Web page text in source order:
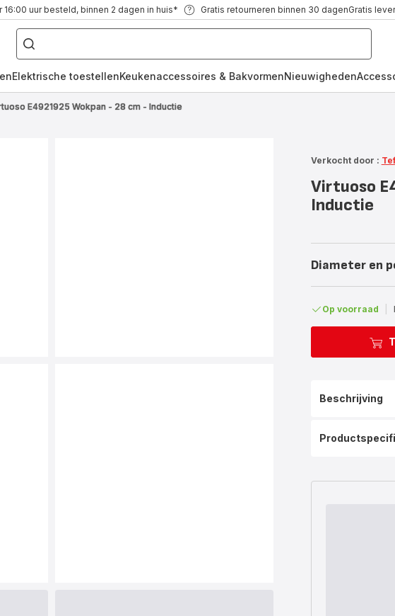
16:00 uur besteld, binnen 2 dagen in huis* Gratis retourneren binnen 30 dagenGratis
Waar
bent
naar
Elektrische toestellenKeukenaccessoires & BakvormenNieuwigheden
E4921925 Wokpan - 28 cm - Inductie
Verkocht door :
Virtuoso
Inductie
Diameter en
Op voorraad
Beschrijving